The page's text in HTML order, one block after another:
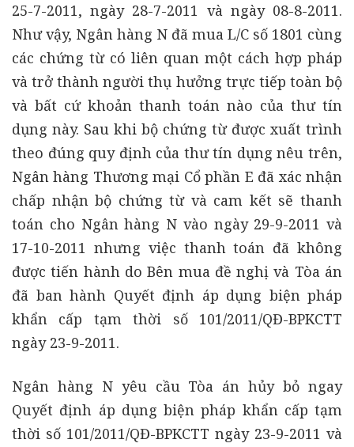
25-7-2011, ngày 28-7-2011 và ngày 08-8-2011.
Như vậy, Ngân hàng N đã mua L/C số 1801 cùng
các chứng từ có liên quan một cách hợp pháp
và trở thành người thụ hưởng trực tiếp toàn bộ
và bất cứ khoản thanh toán nào của thư tín
dụng này. Sau khi bộ chứng từ được xuất trình
theo đúng quy định của thư tín dụng nêu trên,
Ngân hàng Thương mại Cổ phần E đã xác nhận
chấp nhận bộ chứng từ và cam kết sẽ thanh
toán cho Ngân hàng N vào ngày 29-9-2011 và
17-10-2011 nhưng việc thanh toán đã không
được tiến hành do Bên mua đề nghị và Tòa án
đã ban hành Quyết định áp dụng biện pháp
khẩn cấp tạm thời số 101/2011/QĐ-BPKCTT
ngày 23-9-2011.
Ngân hàng N yêu cầu Tòa án hủy bỏ ngay
Quyết định áp dụng biện pháp khẩn cấp tạm
thời số 101/2011/QĐ-BPKCTT ngày 23-9-2011 và